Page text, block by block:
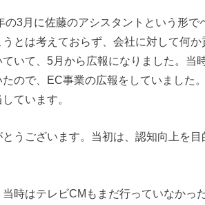
の3月に佐藤のアシスタントという形
とは考えておらず、会社に対して何
いて、5月から広報になりました。当
ので、EC事業の広報をしていました
ています。
うございます。当初は、認知向上を
当時はテレビCMもまだ行っていなかっ